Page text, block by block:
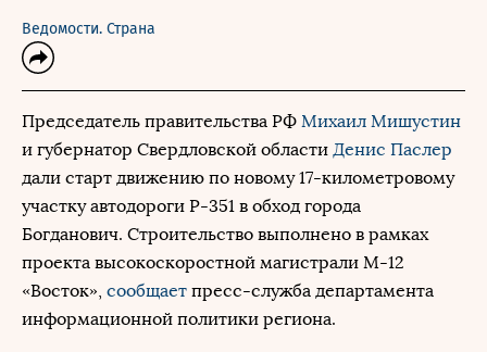
Ведомости. Страна
Председатель правительства РФ Михаил Мишустин
и губернатор Свердловской области Денис Паслер
дали старт движению по новому 17-километровому
участку автодороги Р-351 в обход города
Богданович. Строительство выполнено в рамках
проекта высокоскоростной магистрали М-12
«Восток», сообщает пресс-служба департамента
информационной политики региона.